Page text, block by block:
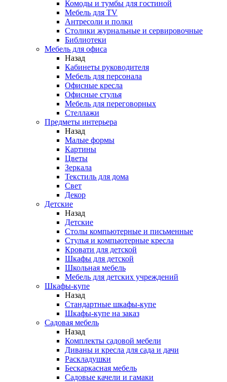
Комоды и тумбы для гостиной
Мебель для TV
Антресоли и полки
Столики журнальные и сервировочные
Библиотеки
Мебель для офиса
Назад
Кабинеты руководителя
Мебель для персонала
Офисные кресла
Офисные стулья
Мебель для переговорных
Стеллажи
Предметы интерьера
Назад
Малые формы
Картины
Цветы
Зеркала
Текстиль для дома
Свет
Декор
Детские
Назад
Детские
Столы компьютерные и письменные
Стулья и компьютерные кресла
Кровати для детской
Шкафы для детской
Школьная мебель
Мебель для детских учреждений
Шкафы-купе
Назад
Стандартные шкафы-купе
Шкафы-купе на заказ
Садовая мебель
Назад
Комплекты садовой мебели
Диваны и кресла для сада и дачи
Раскладушки
Бескаркасная мебель
Садовые качели и гамаки